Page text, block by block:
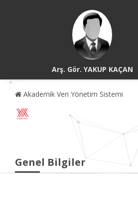
Arş. Gör. YAKUP KAÇAN
Akademik Veri Yönetim Sistemi
Genel Bilgiler